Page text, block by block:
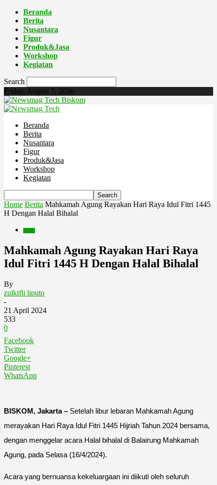
Beranda
Berita
Nusantara
Figur
Produk&Jasa
Workshop
Kegiatan
Search
Friday, August 7, 2026
Biskom
Beranda
Berita
Nusantara
Figur
Produk&Jasa
Workshop
Kegiatan
Home Berita Mahkamah Agung Rayakan Hari Raya Idul Fitri 1445
H Dengan Halal Bihalal
Mahkamah Agung Rayakan Hari Raya
Idul Fitri 1445 H Dengan Halal Bihalal
By
zulkifli liputo
-
21 April 2024
533
0
Facebook
Twitter
Google+
Pinterest
WhatsApp
BISKOM, Jakarta – Setelah libur lebaran Mahkamah Agung
merayakan Hari Raya Idul Fitri 1445 Hijriah Tahun 2024 bersama,
dengan menggelar acara Halal bihalal di Balairung Mahkamah
Agung, pada Selasa (16/4/2024).
Acara yang bernuansa kekeluargaan ini diikuti oleh seluruh